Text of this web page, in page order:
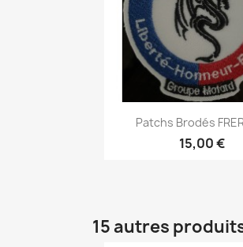
Aperçu
Patchs Brodés
15,00 €
15 autres